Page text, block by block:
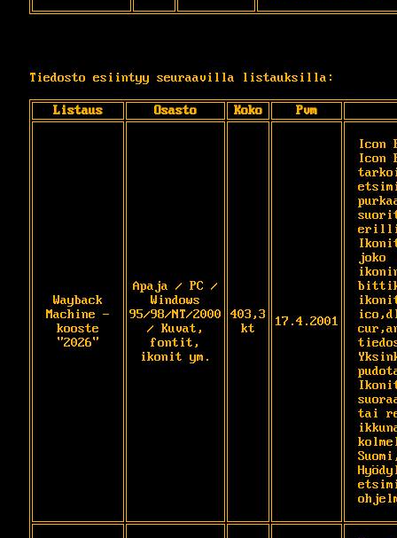
Tiedosto esiintyy seuraavilla listauksilla:
Listaus Osasto Koko Pvm
Wayback
Machine -
kooste
"2026"
Apaja / PC /
Windows
95/98/NT/2000
/ Kuvat,
fontit,
ikonit ym.
403,3
kt
17.4.2001
Icon
Icon
joko
tai